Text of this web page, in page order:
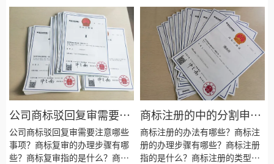
标注册要注意些什么？商标注册
的目的是为了什么？商标注册会
失败吗？商标注册需要什么资
料？商标注册的材料有哪些？商
标注册需要多长时间？
注意些什么？商标复审的目的是
为了什么？商标复审会失败吗？
商标复审需要什么资料？商标复
审需要多长时间？
公司商标驳回复审需要注
意哪些事项？
公司商标驳回复审需要注意哪些
事项？商标复审的办理步骤有哪
些？商标复审指的是什么？商标
商标注册的中的分割申请
是什么？
商标注册的办法有哪些？商标注
册的办理步骤有哪些？商标注册
指的是什么？商标注册的类型有